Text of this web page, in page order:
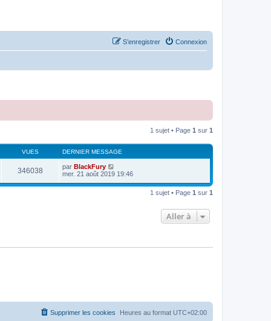
Connexion
S’enregistrer
1 sujet • Page 1 sur 1
VUES DERNIER MESSAGE
346038 par BlackFury
mer. 21 août 2019 19:46
1 sujet • Page 1 sur 1
Aller à
Heures au format UTC+02:00
Supprimer les cookies